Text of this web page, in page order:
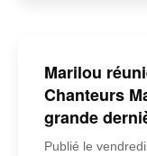
Marilou
Chanteurs
grande
Publié le